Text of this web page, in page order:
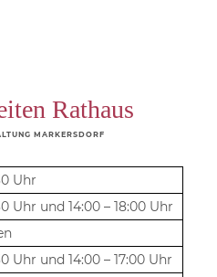
Rathaus
MARKERSDORF
Uhr
Uhr und 14:00 – 18:00 Uhr
Uhr und 14:00 – 17:00 Uhr